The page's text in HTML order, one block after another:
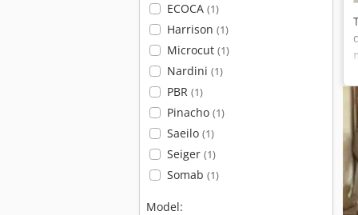
ECOCA (1)
Harrison (1)
Microcut (1)
Nardini (1)
PBR (1)
Pinacho (1)
Saeilo (1)
Seiger (1)
Somab (1)
Model: